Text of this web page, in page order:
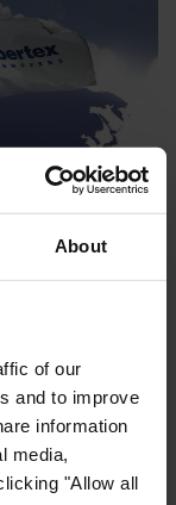
About
of our
and to improve
information
media,
"Allow all
of
(EN)